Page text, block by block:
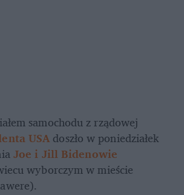
samochodu z rządowej
USA doszło w poniedziałek
Joe i Jill Bidenowie
wyborczym w mieście